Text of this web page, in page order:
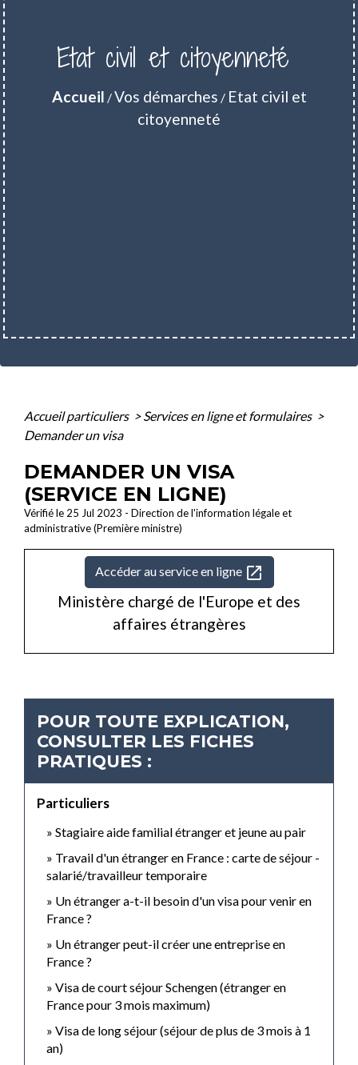
Etat civil et citoyenneté
Accueil /Vos démarches / Etat civil et
citoyenneté
Accueil particuliers > Services en ligne et formulaires >
Demander un visa
DEMANDER UN VISA
(SERVICE EN LIGNE)
Vérifié le 25 Jul 2023 - Direction de l'information légale et
administrative (Première ministre)
Accéder au service en ligne open_in_new
Ministère chargé de l'Europe et des
affaires étrangères
POUR TOUTE EXPLICATION,
CONSULTER LES FICHES
PRATIQUES :
Particuliers
Stagiaire aide familial étranger et jeune au pair
Travail d'un étranger en France : carte de séjour -
salarié/travailleur temporaire
Un étranger a-t-il besoin d'un visa pour venir en
France ?
Un étranger peut-il créer une entreprise en
France ?
Visa de court séjour Schengen (étranger en
France pour 3 mois maximum)
Visa de long séjour (séjour de plus de 3 mois à 1
an)